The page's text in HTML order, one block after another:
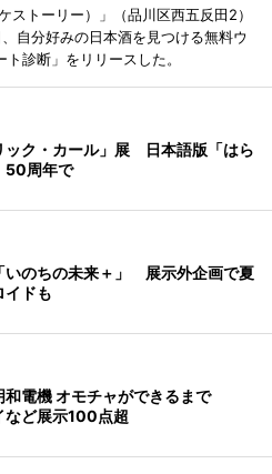
ストーリー）」（品川区西五反田2）
自分好みの日本酒を見つける無料ウ
診断」をリリースした。
ック・カール」展 日本語版「はら
50周年で
いのちの未来＋」 展示外企画で夏
イドも
電機 オモチャができるまで
ど展示100点超